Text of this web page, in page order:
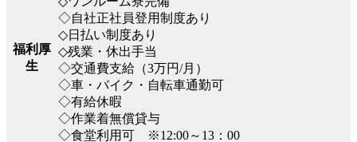
福利厚
生
◇自社正社員登用制度あり
◇日払い制度あり
◇残業・休出手当
◇交通費支給（3万円/月）
◇車・バイク・自転車通勤可
◇有給休暇
◇作業着無償貸与
◇食堂利用可 ※12:00～13：00